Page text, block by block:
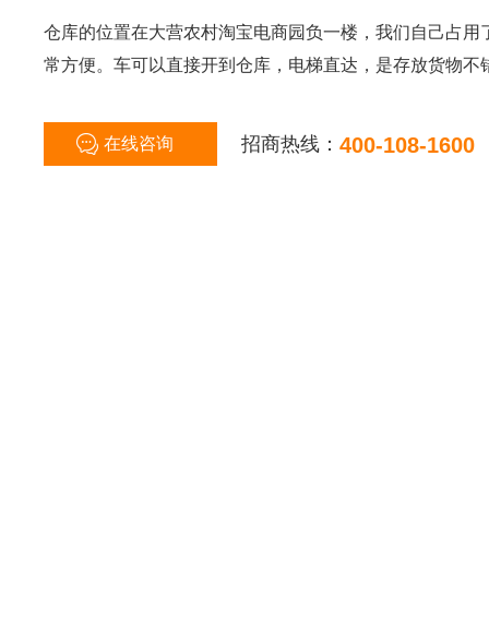
仓库的位置在大营农村淘宝电商园负一楼，我们自己占
常方便。车可以直接开到仓库，电梯直达，是存放货物不
在线咨询 招商热线： 400-108-1600